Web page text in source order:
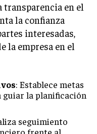
GESTIÓN DEL
en el
la confianza
interesadas,
la empresa en el
: Establece metas
guiar la planificación
seguimiento